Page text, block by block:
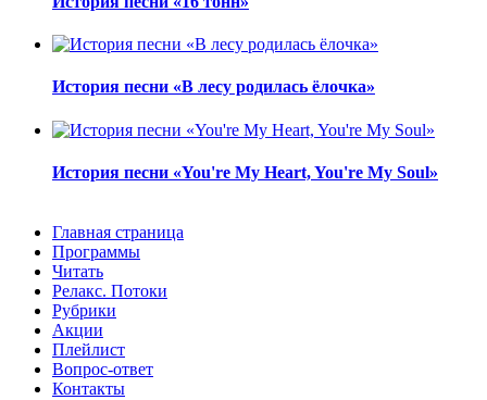
История песни «В лесу родилась ёлочка»
История песни «You're My Heart, You're My Soul»
Главная страница
Программы
Читать
Релакс. Потоки
Рубрики
Акции
Плейлист
Вопрос-ответ
Контакты